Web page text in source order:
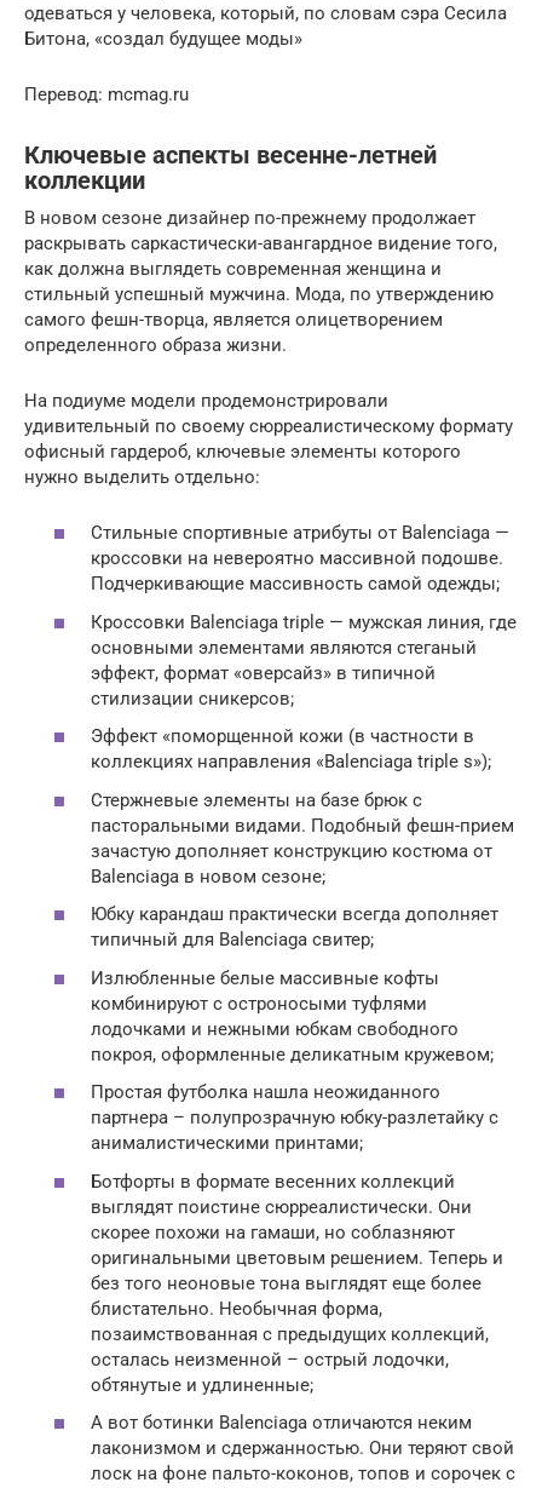
одеваться у человека, который, по словам сэра Сесила
Битона, «создал будущее моды»
Перевод: mcmag.ru
Ключевые аспекты весенне-летней
коллекции
В новом сезоне дизайнер по-прежнему продолжает
раскрывать саркастически-авангардное видение того,
как должна выглядеть современная женщина и
стильный успешный мужчина. Мода, по утверждению
самого фешн-творца, является олицетворением
определенного образа жизни.
На подиуме модели продемонстрировали
удивительный по своему сюрреалистическому формату
офисный гардероб, ключевые элементы которого
нужно выделить отдельно:
Стильные спортивные атрибуты от Balenciaga —
кроссовки на невероятно массивной подошве.
Подчеркивающие массивность самой одежды;
Кроссовки Balenciaga triple — мужская линия, где
основными элементами являются стеганый
эффект, формат «оверсайз» в типичной
стилизации сникерсов;
Эффект «поморщенной кожи (в частности в
коллекциях направления «Balenciaga triple s»);
Стержневые элементы на базе брюк с
пасторальными видами. Подобный фешн-прием
зачастую дополняет конструкцию костюма от
Balenciaga в новом сезоне;
Юбку карандаш практически всегда дополняет
типичный для Balenciaga свитер;
Излюбленные белые массивные кофты
комбинируют с остроносыми туфлями
лодочками и нежными юбкам свободного
покроя, оформленные деликатным кружевом;
Простая футболка нашла неожиданного
партнера – полупрозрачную юбку-разлетайку с
анималистическими принтами;
Ботфорты в формате весенних коллекций
выглядят поистине сюрреалистически. Они
скорее похожи на гамаши, но соблазняют
оригинальными цветовым решением. Теперь и
без того неоновые тона выглядят еще более
блистательно. Необычная форма,
позаимствованная с предыдущих коллекций,
осталась неизменной – острый лодочки,
обтянутые и удлиненные;
А вот ботинки Balenciaga отличаются неким
лаконизмом и сдержанностью. Они теряют свой
лоск на фоне пальто-коконов, топов и сорочек с